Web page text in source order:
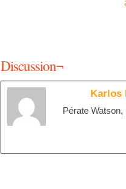
Discussion¬
Karlos
Pérate